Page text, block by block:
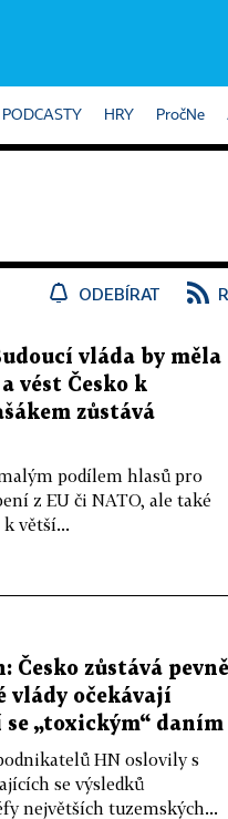
PODCASTY HRY PročNe
ODEBÍRAT
vláda by měla
vést Česko k
zůstává
podílem hlasů pro
z EU či NATO, ale také
větší...
Česko zůstává pevně
vlády očekávají
„toxickým“ daním
HN oslovily s
se výsledků
největších tuzemských...